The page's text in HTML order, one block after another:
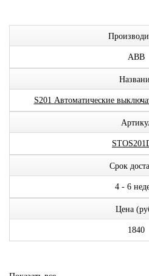
ABB
S201 Автоматические
Срок
4 - 6
Цена
1840